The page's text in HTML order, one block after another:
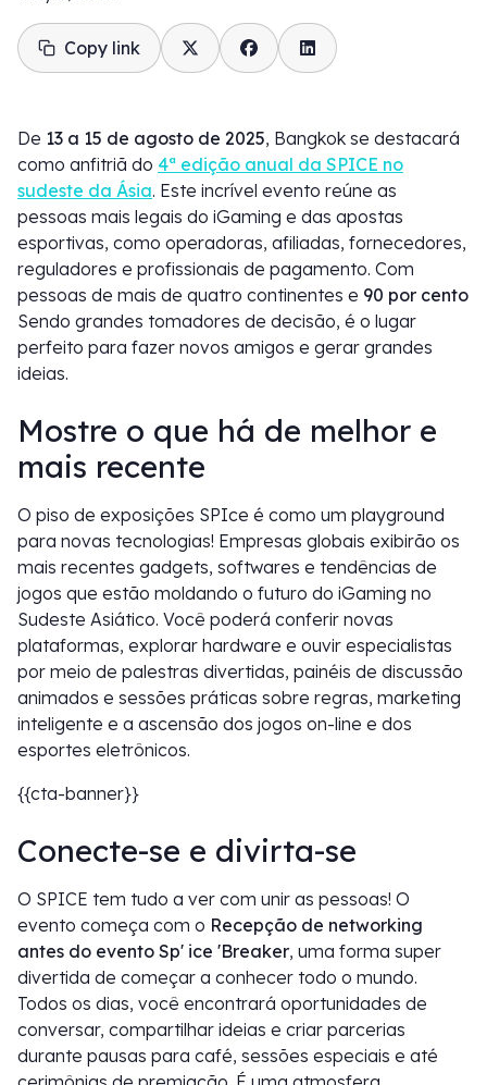
Copy link
De 13 a 15 de agosto de 2025, Bangkok se destacará
como anfitriã do 4ª edição anual da SPICE no
sudeste da Ásia. Este incrível evento reúne as
pessoas mais legais do iGaming e das apostas
esportivas, como operadoras, afiliadas, fornecedores,
reguladores e profissionais de pagamento. Com
pessoas de mais de quatro continentes e 90 por cento
Sendo grandes tomadores de decisão, é o lugar
perfeito para fazer novos amigos e gerar grandes
ideias.
Mostre o que há de melhor e
mais recente
O piso de exposições SPIce é como um playground
para novas tecnologias! Empresas globais exibirão os
mais recentes gadgets, softwares e tendências de
jogos que estão moldando o futuro do iGaming no
Sudeste Asiático. Você poderá conferir novas
plataformas, explorar hardware e ouvir especialistas
por meio de palestras divertidas, painéis de discussão
animados e sessões práticas sobre regras, marketing
inteligente e a ascensão dos jogos on-line e dos
esportes eletrônicos.
{{cta-banner}}
Conecte-se e divirta-se
O SPICE tem tudo a ver com unir as pessoas! O
evento começa com o Recepção de networking
antes do evento Sp' ice 'Breaker, uma forma super
divertida de começar a conhecer todo o mundo.
Todos os dias, você encontrará oportunidades de
conversar, compartilhar ideias e criar parcerias
durante pausas para café, sessões especiais e até